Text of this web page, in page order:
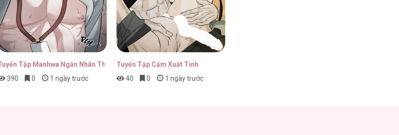
22/04/2026
Tập Manhwa Ngắn Nhân Thú
390
0 1 ngày trước
Tuyển Tập Cấm Xuất Tinh
40
0 1 ngày trước